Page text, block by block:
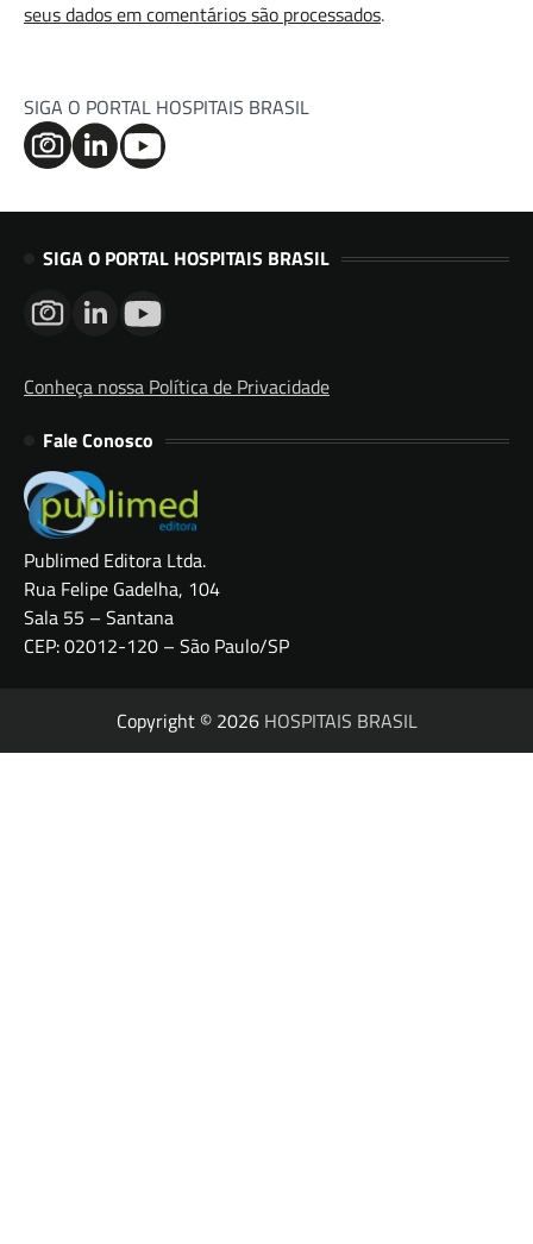
seus dados em comentários são processados.
SIGA O PORTAL HOSPITAIS BRASIL
SIGA O PORTAL HOSPITAIS BRASIL
Conheça nossa Política de Privacidade
Fale Conosco
Publimed Editora Ltda.
Rua Felipe Gadelha, 104
Sala 55 – Santana
CEP: 02012-120 – São Paulo/SP
Copyright © 2026 HOSPITAIS BRASIL